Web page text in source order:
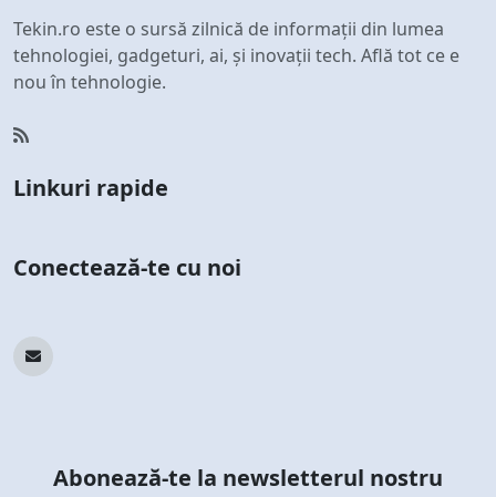
Tekin.ro este o sursă zilnică de informații din lumea
tehnologiei, gadgeturi, ai, și inovații tech. Află tot ce e
nou în tehnologie.
Linkuri rapide
Conectează-te cu noi
Abonează-te la newsletterul nostru